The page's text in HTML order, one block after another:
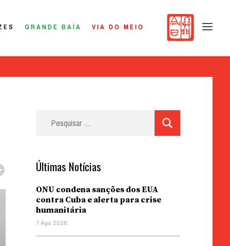
GRANDE BAÍA VIA DO MEIO
Últimas Notícias
ONU condena sanções dos EUA
contra Cuba e alerta para crise
humanitária
7 Ago 2026